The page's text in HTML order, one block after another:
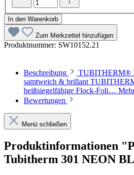
In den Warenkorb
Zum Merkzettel hinzufügen
Produktnummer: SW10152.21
Beschreibung
TUBITHERM®
samtweich & brillant
heißsiegelfähige Flock-Foli…
Bewertungen
Menü schließen
Produktinformationen
Tubitherm 301 NEON